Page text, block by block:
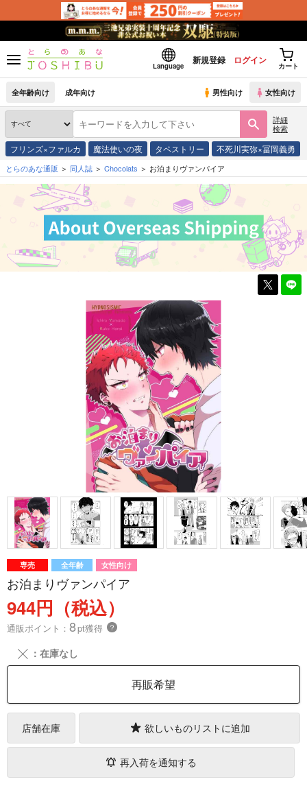
Language
新規登録 ログイン
カート
全年齢向け 成年向け 男性向け 女性向け
詳細
検索
フリンズ×ファルカ 魔法使いの夜 タペストリー 不死川実弥×冨岡義勇
とらのあな通販 同人誌 Chocolats お泊まりヴァンパイア
専売 全年齢 女性向け
お泊まりヴァンパイア
944円（税込）
通販ポイント： 8pt獲得 ？
╳ ：在庫なし
再販希望
店舗在庫 欲しいものリストに追加
再入荷を通知する